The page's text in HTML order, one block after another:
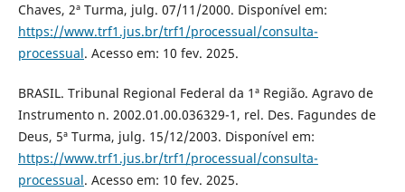
Chaves, 2ª Turma, julg. 07/11/2000. Disponível em:
https://www.trf1.jus.br/trf1/processual/consulta-
processual. Acesso em: 10 fev. 2025.
BRASIL. Tribunal Regional Federal da 1ª Região. Agravo de
Instrumento n. 2002.01.00.036329-1, rel. Des. Fagundes de
Deus, 5ª Turma, julg. 15/12/2003. Disponível em:
https://www.trf1.jus.br/trf1/processual/consulta-
processual. Acesso em: 10 fev. 2025.